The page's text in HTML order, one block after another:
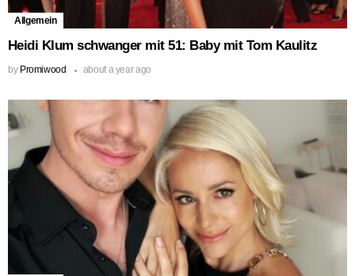
Allgemein
Heidi Klum schwanger mit 51: Baby mit Tom Kaulitz
by Promiwood about a year ago